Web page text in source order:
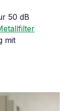
50 dB
mit